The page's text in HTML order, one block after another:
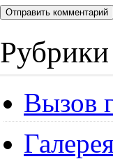
Рубрики
Вызов